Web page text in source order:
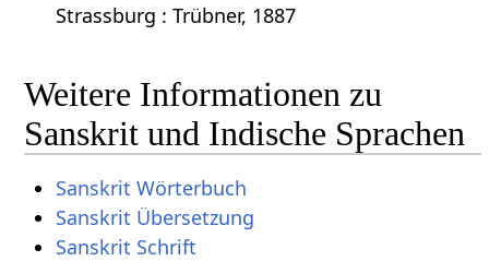
Strassburg : Trübner, 1887
Weitere Informationen zu
Sanskrit und Indische Sprachen
Sanskrit Wörterbuch
Sanskrit Übersetzung
Sanskrit Schrift